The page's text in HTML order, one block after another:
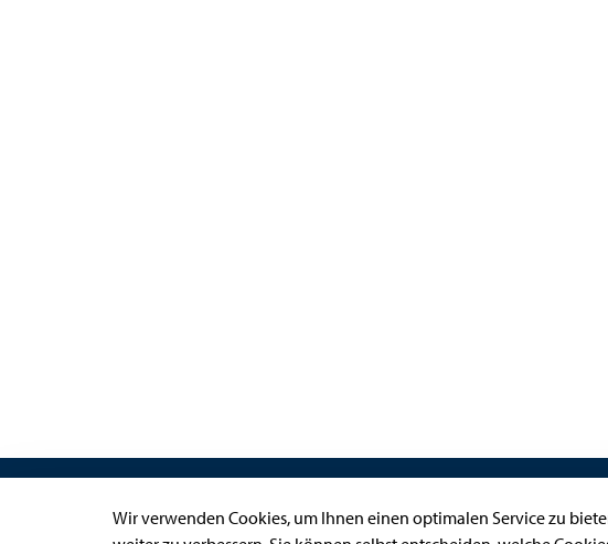
Links
Wir verwenden Cookies, um Ihnen einen optimalen Service zu